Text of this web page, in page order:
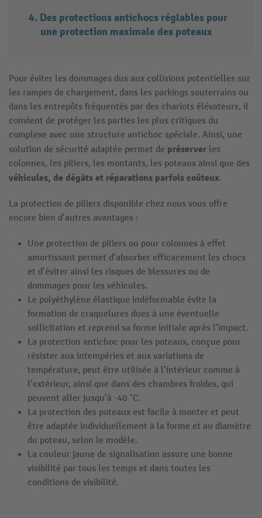
Des protections antichocs réglables pour
une protection maximale des poteaux
Pour éviter les dommages dus aux collisions potentielles sur
les rampes de chargement, dans les parkings souterrains ou
dans les entrepôts fréquentés par des chariots élévateurs, il
convient de protéger les parties les plus critiques du
complexe avec une structure antichoc spéciale. Ainsi, une
solution de sécurité adaptée permet de préserver les
colonnes, les piliers, les montants, les poteaux ainsi que des
véhicules, de dégâts et réparations parfois coûteux.
La protection de piliers disponible chez nous vous offre
encore bien d’autres avantages :
Une protection de piliers ou pour colonnes à effet
amortissant permet d’absorber efficacement les chocs
et d’éviter ainsi les risques de blessures ou de
dommages pour les véhicules.
Le polyéthylène élastique indéformable évite la
formation de craquelures dues à une éventuelle
sollicitation et reprend sa forme initiale après l’impact.
La protection antichoc pour les poteaux, conçue pour
résister aux intempéries et aux variations de
température, peut être utilisée à l’intérieur comme à
l’extérieur, ainsi que dans des chambres froides, qui
peuvent aller jusqu’à -40 °C.
La protection des poteaux est facile à monter et peut
être adaptée individuellement à la forme et au diamètre
du poteau, selon le modèle.
La couleur jaune de signalisation assure une bonne
visibilité par tous les temps et dans toutes les
conditions de visibilité.